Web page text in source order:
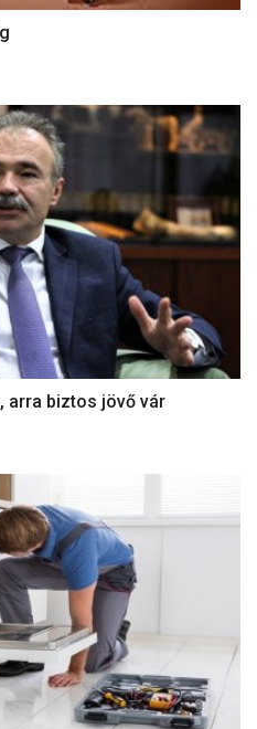
arra biztos jövő vár